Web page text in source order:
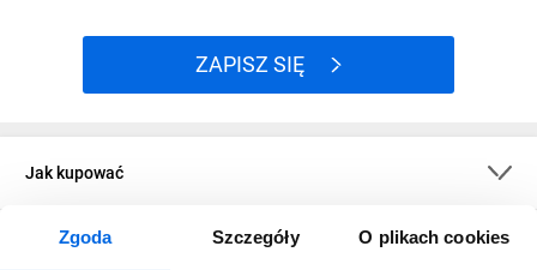
Zgoda Szczegóły O plikach cookies
ZAPISZ SIĘ
Jak kupować
O firmie